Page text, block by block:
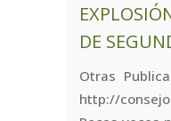
DE
Otras
http://